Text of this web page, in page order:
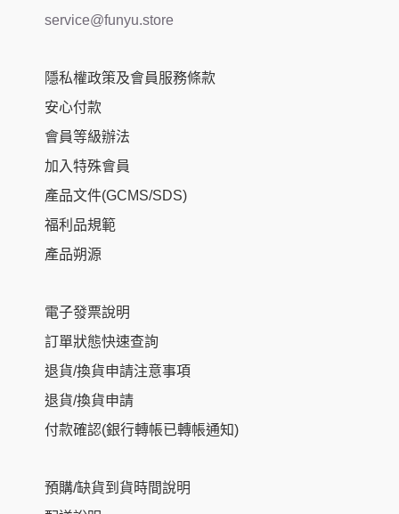
service@funyu.store
隱私權政策及會員服務條款
安心付款
會員等級辦法
加入特殊會員
產品文件(GCMS/SDS)
福利品規範
產品朔源
電子發票說明
訂單狀態快速查詢
退貨/換貨申請注意事項
退貨/換貨申請
付款確認(銀行轉帳已轉帳通知)
預購/缺貨到貨時間說明